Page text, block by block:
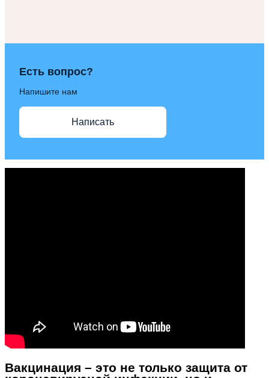
Есть вопрос?
Напишите нам
Написать
Вакцинация – это не только защита от